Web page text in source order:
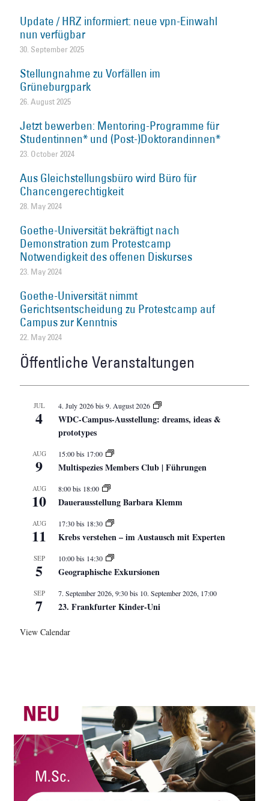
Update / HRZ informiert: neue vpn-Einwahl
nun verfügbar
30. September 2025
Stellungnahme zu Vorfällen im
Grüneburgpark
26. August 2025
Jetzt bewerben: Mentoring-Programme für
Studentinnen* und (Post-)Doktorandinnen*
23. October 2024
Aus Gleichstellungsbüro wird Büro für
Chancengerechtigkeit
28. May 2024
Goethe-Universität bekräftigt nach
Demonstration zum Protestcamp
Notwendigkeit des offenen Diskurses
23. May 2024
Goethe-Universität nimmt
Gerichtsentscheidung zu Protestcamp auf
Campus zur Kenntnis
22. May 2024
Öffentliche Veranstaltungen
JUL
4
4. July 2026bis9. August 2026
WDC-Campus-Ausstellung: dreams, ideas &
prototypes
AUG
9
15:00bis 17:00
Multispezies Members Club | Führungen
AUG
10
8:00bis 18:00
Dauerausstellung Barbara Klemm
AUG
11
17:30bis 18:30
Krebs verstehen – im Austausch mit Experten
SEP
5
10:00bis 14:30
Geographische Exkursionen
SEP
7
7. September 2026, 9:30bis 10. September 2026, 17:00
23. Frankfurter Kinder-Uni
View Calendar